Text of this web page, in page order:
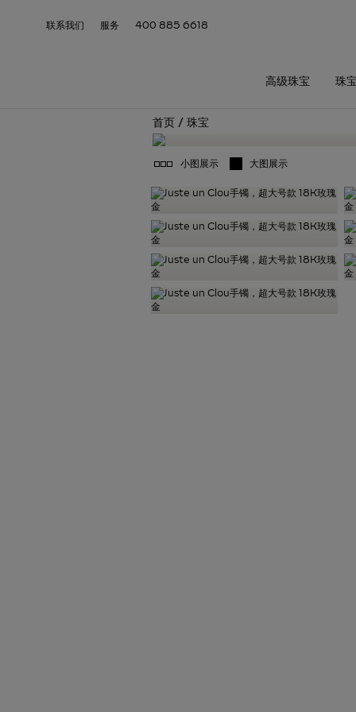
联系我们 服务 400 885 6618
高级珠宝 珠
首页 / 珠宝
小图展示 大图展示